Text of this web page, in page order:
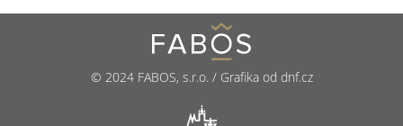
© 2024 FABOS, s.r.o. / Grafika od dnf.cz